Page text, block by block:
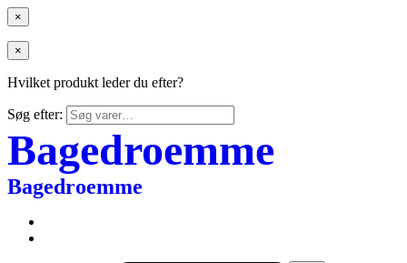
×
×
Hvilket produkt leder du efter?
Søg efter:
Bagedroemme
Bagedroemme